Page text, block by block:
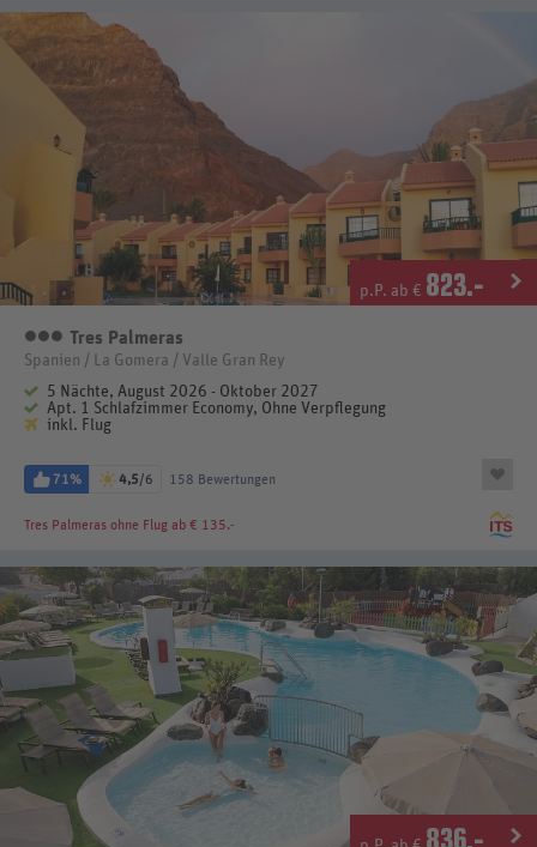
p.P. ab € 823.-
3 Sterne
Tres Palmeras
Spanien / La Gomera / Valle Gran Rey
5 Nächte, August 2026 - Oktober 2027
Apt. 1 Schlafzimmer Economy, Ohne Verpflegung
inkl. Flug
71% 4,5/6 158 Bewertungen
Tres Palmeras ohne Flug ab € 135.-
836.-